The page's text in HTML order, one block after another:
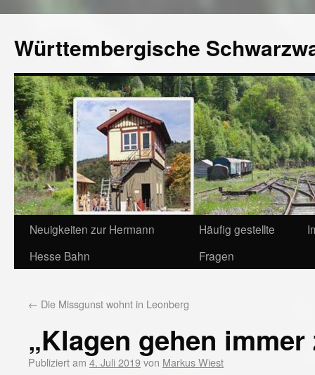
Württembergische
Neuigkeiten zur Hermann
Hesse Bahn
Häufig gestellte
Fragen
← Die Missgunst wohnt in Leonberg
„Klagen gehen
Publiziert am 4. Juli 2019von Markus Wiest